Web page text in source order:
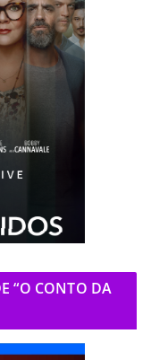
“O CONTO DA